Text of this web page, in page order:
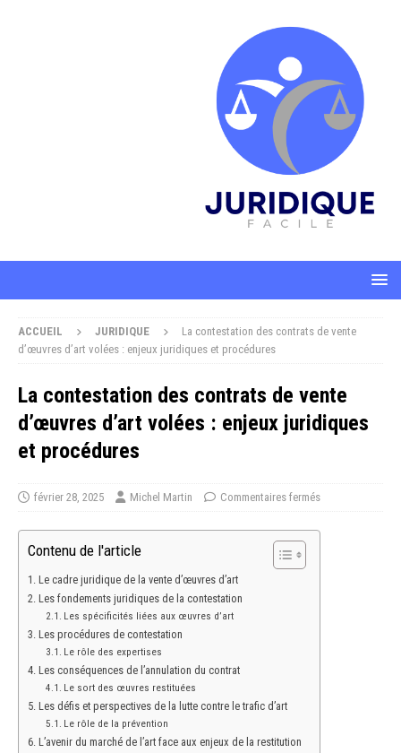
ACCUEIL JURIDIQUE
La contestation des contrats de vente
d’œuvres d’art volées : enjeux juridiques et procédures
La contestation des contrats de vente
d’œuvres d’art volées : enjeux juridiques
et procédures
février 28, 2025 Michel Martin Commentaires fermés
Contenu de l'article
Le cadre juridique de la vente d’œuvres d’art
Les fondements juridiques de la contestation
Les spécificités liées aux œuvres d’art
Les procédures de contestation
Le rôle des expertises
Les conséquences de l’annulation du contrat
Le sort des œuvres restituées
Les défis et perspectives de la lutte contre le trafic d’art
Le rôle de la prévention
L’avenir du marché de l’art face aux enjeux de la restitution